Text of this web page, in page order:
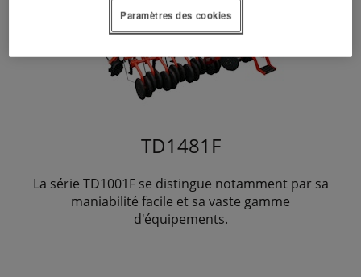
TD1481F
La série TD1001F se distingue notamment par sa
maniabilité facile et sa vaste gamme
d'équipements.
Paramètres des cookies